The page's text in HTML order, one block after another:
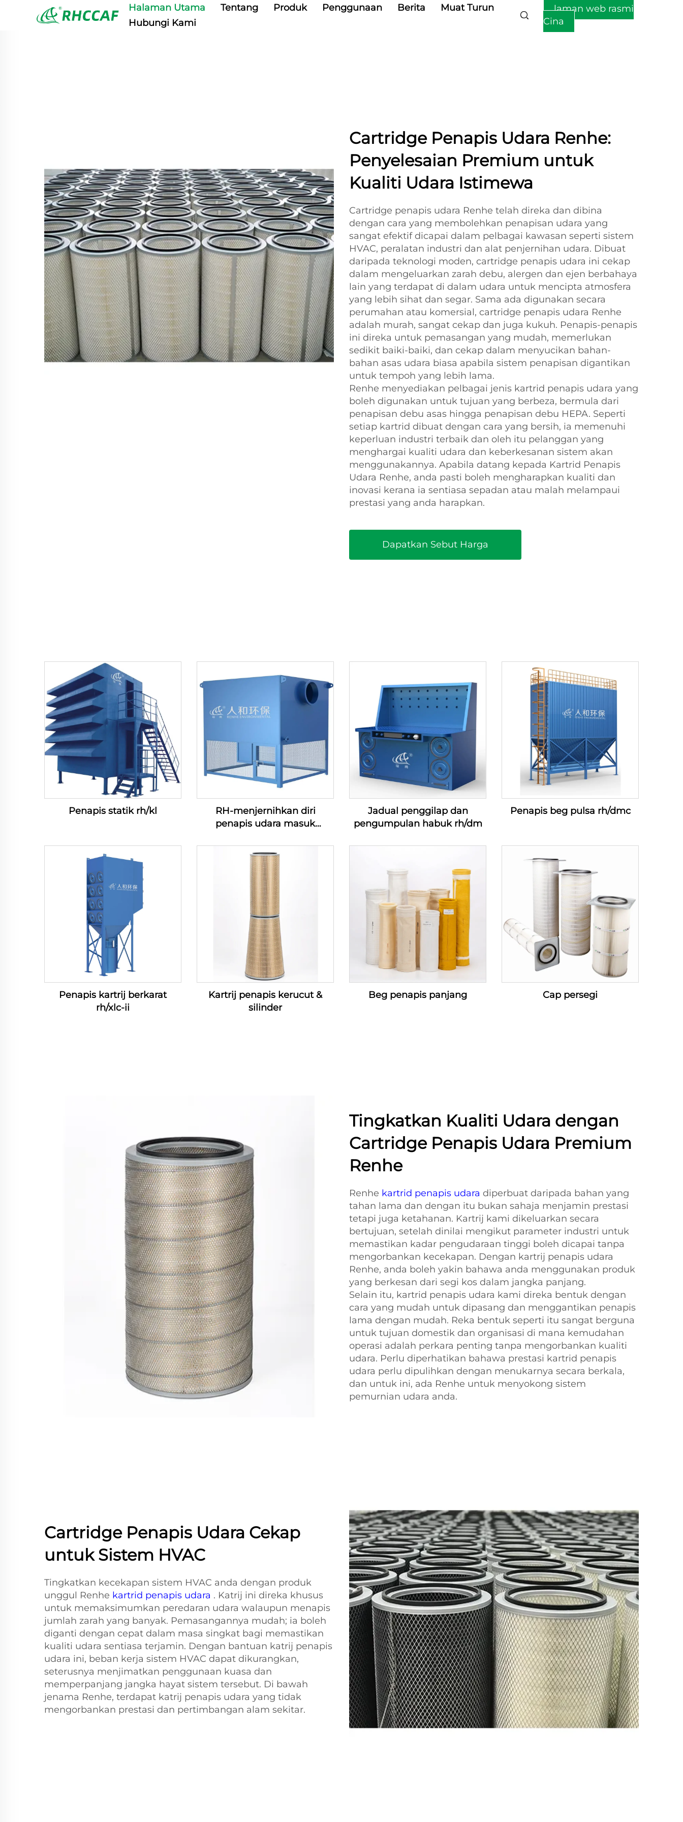
Halaman Utama Tentang Produk Penggunaan Berita
Muat Turun
Hubungi Kami
laman web rasmi
Cina
Cartridge Penapis Udara Renhe:
Penyelesaian Premium untuk
Kualiti Udara Istimewa
Cartridge penapis udara Renhe telah direka dan dibina
dengan cara yang membolehkan penapisan udara yang
sangat efektif dicapai dalam pelbagai kawasan seperti sistem
HVAC, peralatan industri dan alat penjernihan udara. Dibuat
daripada teknologi moden, cartridge penapis udara ini cekap
dalam mengeluarkan zarah debu, alergen dan ejen berbahaya
lain yang terdapat di dalam udara untuk mencipta atmosfera
yang lebih sihat dan segar. Sama ada digunakan secara
perumahan atau komersial, cartridge penapis udara Renhe
adalah murah, sangat cekap dan juga kukuh. Penapis-penapis
ini direka untuk pemasangan yang mudah, memerlukan
sedikit baiki-baiki, dan cekap dalam menyucikan bahan-
bahan asas udara biasa apabila sistem penapisan digantikan
untuk tempoh yang lebih lama.
Renhe menyediakan pelbagai jenis kartrid penapis udara yang
boleh digunakan untuk tujuan yang berbeza, bermula dari
penapisan debu asas hingga penapisan debu HEPA. Seperti
setiap kartrid dibuat dengan cara yang bersih, ia memenuhi
keperluan industri terbaik dan oleh itu pelanggan yang
menghargai kualiti udara dan keberkesanan sistem akan
menggunakannya. Apabila datang kepada Kartrid Penapis
Udara Renhe, anda pasti boleh mengharapkan kualiti dan
inovasi kerana ia sentiasa sepadan atau malah melampaui
prestasi yang anda harapkan.
Dapatkan Sebut Harga
Penapis statik rh/kl
RH-menjernihkan diri
penapis udara masuk
pemampat udara (100-
1200m3/min)
Jadual penggilap dan
pengumpulan habuk rh/dm
Penapis beg pulsa rh/dmc
Penapis kartrij berkarat
rh/xlc-ii
Kartrij penapis kerucut &
silinder
Beg penapis panjang Cap persegi
Tingkatkan Kualiti Udara dengan
Cartridge Penapis Udara Premium
Renhe
Renhe kartrid penapis udara diperbuat daripada bahan yang
tahan lama dan dengan itu bukan sahaja menjamin prestasi
tetapi juga ketahanan. Kartrij kami dikeluarkan secara
bertujuan, setelah dinilai mengikut parameter industri untuk
memastikan kadar pengudaraan tinggi boleh dicapai tanpa
mengorbankan kecekapan. Dengan kartrij penapis udara
Renhe, anda boleh yakin bahawa anda menggunakan produk
yang berkesan dari segi kos dalam jangka panjang.
Selain itu, kartrid penapis udara kami direka bentuk dengan
cara yang mudah untuk dipasang dan menggantikan penapis
lama dengan mudah. Reka bentuk seperti itu sangat berguna
untuk tujuan domestik dan organisasi di mana kemudahan
operasi adalah perkara penting tanpa mengorbankan kualiti
udara. Perlu diperhatikan bahawa prestasi kartrid penapis
udara perlu dipulihkan dengan menukarnya secara berkala,
dan untuk ini, ada Renhe untuk menyokong sistem
pemurnian udara anda.
Cartridge Penapis Udara Cekap
untuk Sistem HVAC
Tingkatkan kecekapan sistem HVAC anda dengan produk
unggul Renhe kartrid penapis udara . Katrij ini direka khusus
untuk memaksimumkan peredaran udara walaupun menapis
jumlah zarah yang banyak. Pemasangannya mudah; ia boleh
diganti dengan cepat dalam masa singkat bagi memastikan
kualiti udara sentiasa terjamin. Dengan bantuan katrij penapis
udara ini, beban kerja sistem HVAC dapat dikurangkan,
seterusnya menjimatkan penggunaan kuasa dan
memperpanjang jangka hayat sistem tersebut. Di bawah
jenama Renhe, terdapat katrij penapis udara yang tidak
mengorbankan prestasi dan pertimbangan alam sekitar.